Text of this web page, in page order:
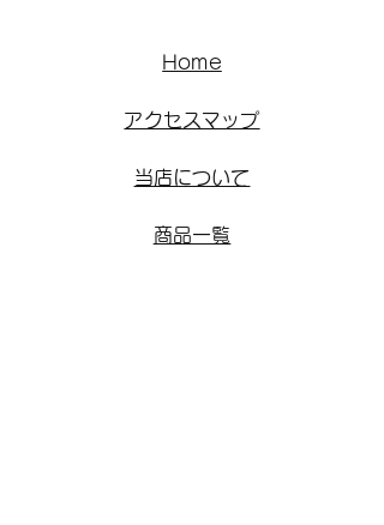
Home
アクセスマップ
当店について
商品一覧